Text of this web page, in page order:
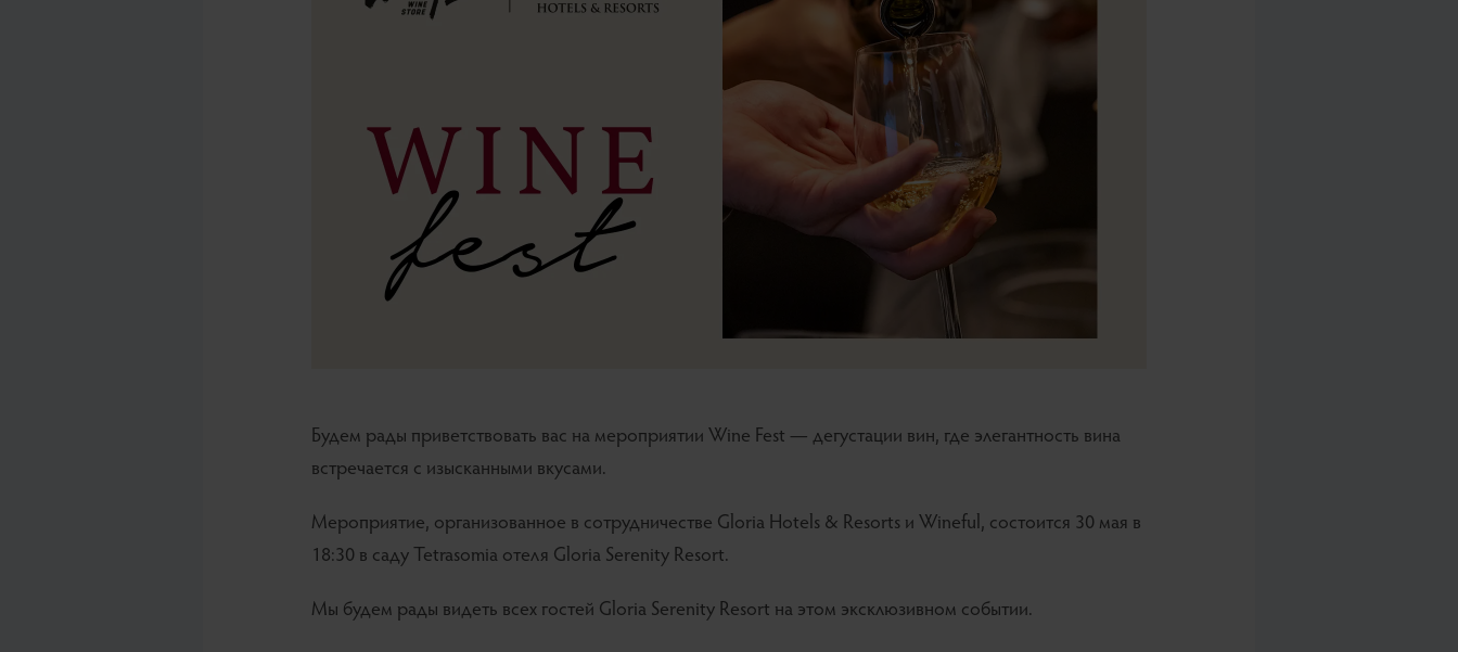
Будем рады приветствовать вас на мероприятии Wine Fest — дегустации вин, где элегантность вина
встречается с изысканными вкусами.
Мероприятие, организованное в сотрудничестве Gloria Hotels & Resorts и Wineful, состоится 30 мая в
18:30 в саду Tetrasomia отеля Gloria Serenity Resort.
Мы будем рады видеть всех гостей Gloria Serenity Resort на этом эксклюзивном событии.